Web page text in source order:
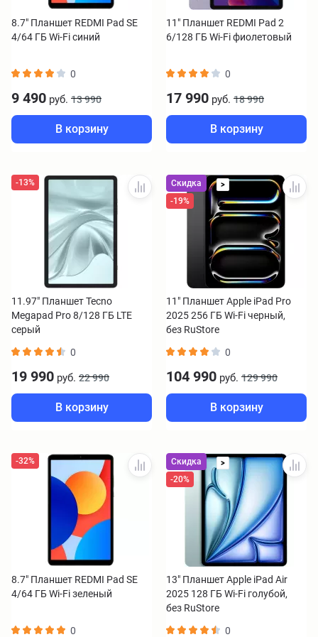
8.7" Планшет REDMI Pad SE
4/64 ГБ Wi-Fi синий
0
9 490 руб. 13 990
В корзину
11" Планшет REDMI Pad 2
6/128 ГБ Wi-Fi фиолетовый
0
17 990 руб. 18 990
В корзину
-13%
11.97" Планшет Tecno
Megapad Pro 8/128 ГБ LTE
серый
0
19 990 руб. 22 990
В корзину
Скидка
>
-19%
11" Планшет Apple iPad Pro
2025 256 ГБ Wi-Fi черный,
без RuStore
0
104 990 руб. 129 990
В корзину
-32%
8.7" Планшет REDMI Pad SE
4/64 ГБ Wi-Fi зеленый
0
Скидка
>
-20%
13" Планшет Apple iPad Air
2025 128 ГБ Wi-Fi голубой,
без RuStore
0